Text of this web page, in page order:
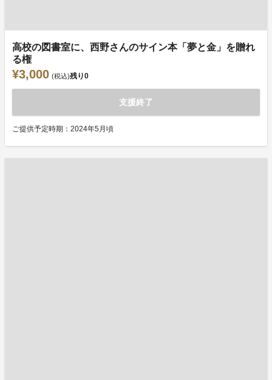
高校の図書室に、西野さんのサイン本「夢と金」を贈れ
る権
¥3,000 (税込)残り0
支援終了
ご提供予定時期：2024年5月頃